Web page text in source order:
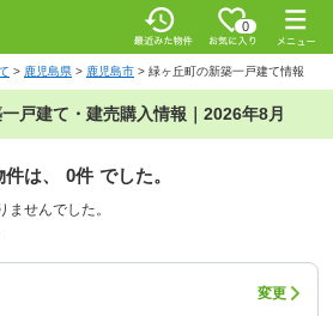
0
> 鹿児島県 > 鹿児島市 > 緑ヶ丘町の新築一戸建て情報
戸建て・建売購入情報｜2026年8月
は、 0件 でした。
せんでした。
変更